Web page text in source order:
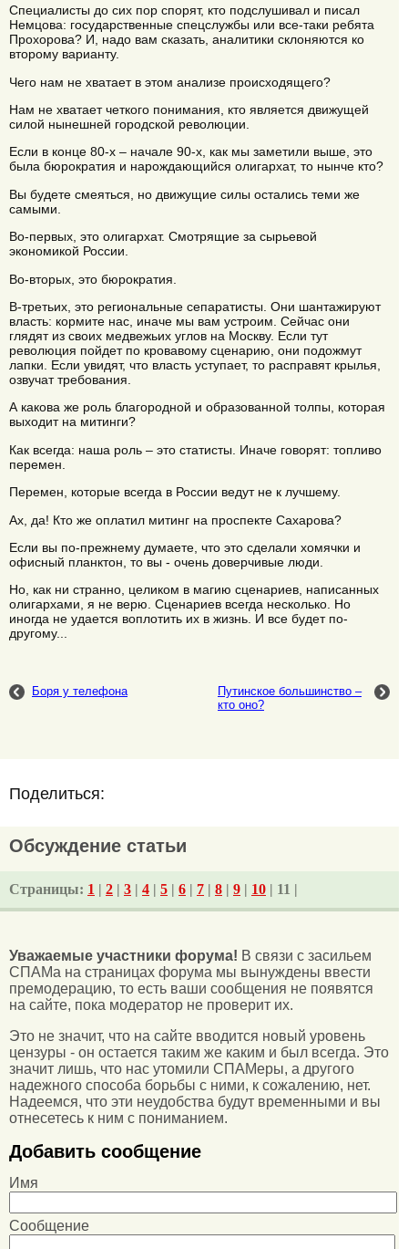
Специалисты до сих пор спорят, кто подслушивал и писал
Немцова: государственные спецслужбы или все-таки ребята
Прохорова? И, надо вам сказать, аналитики склоняются ко
второму варианту.
Чего нам не хватает в этом анализе происходящего?
Нам не хватает четкого понимания, кто является движущей
силой нынешней городской революции.
Если в конце 80-х – начале 90-х, как мы заметили выше, это
была бюрократия и нарождающийся олигархат, то нынче кто?
Вы будете смеяться, но движущие силы остались теми же
самыми.
Во-первых, это олигархат. Смотрящие за сырьевой
экономикой России.
Во-вторых, это бюрократия.
В-третьих, это региональные сепаратисты. Они шантажируют
власть: кормите нас, иначе мы вам устроим. Сейчас они
глядят из своих медвежьих углов на Москву. Если тут
революция пойдет по кровавому сценарию, они подожмут
лапки. Если увидят, что власть уступает, то расправят крылья,
озвучат требования.
А какова же роль благородной и образованной толпы, которая
выходит на митинги?
Как всегда: наша роль – это статисты. Иначе говорят: топливо
перемен.
Перемен, которые всегда в России ведут не к лучшему.
Ах, да! Кто же оплатил митинг на проспекте Сахарова?
Если вы по-прежнему думаете, что это сделали хомячки и
офисный планктон, то вы - очень доверчивые люди.
Но, как ни странно, целиком в магию сценариев, написанных
олигархами, я не верю. Сценариев всегда несколько. Но
иногда не удается воплотить их в жизнь. И все будет по-
другому...
Боря у телефона
Путинское большинство –
кто оно?
Поделиться:
Обсуждение статьи
Страницы: 1 | 2 | 3 | 4 | 5 | 6 | 7 | 8 | 9 | 10 | 11 |
Уважаемые участники форума! В связи с засильем
СПАМа на страницах форума мы вынуждены ввести
премодерацию, то есть ваши сообщения не появятся
на сайте, пока модератор не проверит их.
Это не значит, что на сайте вводится новый уровень
цензуры - он остается таким же каким и был всегда. Это
значит лишь, что нас утомили СПАМеры, а другого
надежного способа борьбы с ними, к сожалению, нет.
Надеемся, что эти неудобства будут временными и вы
отнесетесь к ним с пониманием.
Добавить сообщение
Имя
Сообщение